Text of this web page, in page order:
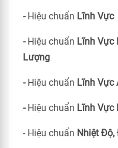
- Hiệu chuẩn Lĩnh Vực
- Hiệu chuẩn Lĩnh Vực
Lượng
- Hiệu chuẩn Lĩnh Vực
-Hiệu chuẩn Lĩnh Vực
- Hiệu chuẩn Nhiệt Độ,